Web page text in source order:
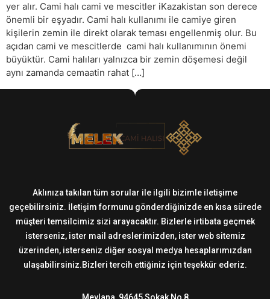
yer alır. Cami halı cami ve mescitler iKazakistan son derece
önemli bir eşyadır. Cami halı kullanımı ile camiye giren
kişilerin zemin ile direkt olarak teması engellenmiş olur. Bu
açıdan cami ve mescitlerde cami halı kullanımının önemi
büyüktür. Cami halıları yalnızca bir zemin döşemesi değil
aynı zamanda cemaatin rahat […]
Aklınıza takılan tüm sorular ile ilgili bizimle iletişime
geçebilirsiniz. İletişim formunu gönderdiğinizde en kısa sürede
müşteri temsilcimiz sizi arayacaktır. Bizlerle irtibata geçmek
isterseniz, ister mail adreslerimizden, ister web sitemiz
üzerinden, isterseniz diğer sosyal medya hesaplarımızdan
ulaşabilirsiniz.Bizleri tercih ettiğiniz için teşekkür ederiz.